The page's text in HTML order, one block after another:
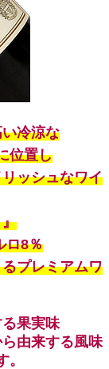
冷涼な
位置し
ッシュなワイ
ロ8％
プレミアムワ
果実味
由来する風味